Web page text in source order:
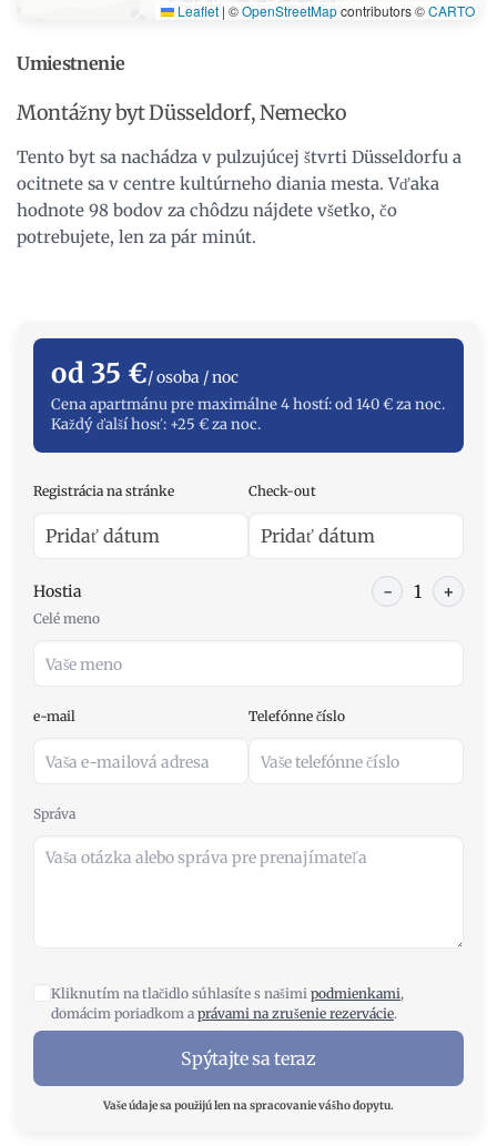
Leaflet | ©OpenStreetMapcontributors ©CARTO
Umiestnenie
Montážny byt Düsseldorf, Nemecko
Tento byt sa nachádza v pulzujúcej štvrti Düsseldorfu a
ocitnete sa v centre kultúrneho diania mesta. Vďaka
hodnote 98 bodov za chôdzu nájdete všetko, čo
potrebujete, len za pár minút.
od 35 €/ osoba / noc
Cena apartmánu pre maximálne 4 hostí: od 140 € za noc.
Každý ďalší hosť: +25 € za noc.
Registrácia na stránke Check-out
Hostia - 1 +
Celé meno
e-mail Telefónne číslo
Správa
Kliknutím na tlačidlo súhlasíte s našimi podmienkami,
domácim poriadkom a právami na zrušenie rezervácie.
Spýtajte sa teraz
Vaše údaje sa použijú len na spracovanie vášho dopytu.